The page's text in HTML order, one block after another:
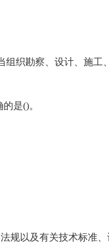
织勘察、设计、施工
是()。
以及有关技术标准、